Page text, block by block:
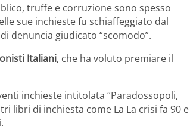
truffe e corruzione sono spesso
sue inchieste fu schiaffeggiato dal
denuncia giudicato “scomodo”.
Italiani, che ha voluto premiare il
inchieste intitolata “Paradossopoli,
libri di inchiesta come La La crisi fa 90 e